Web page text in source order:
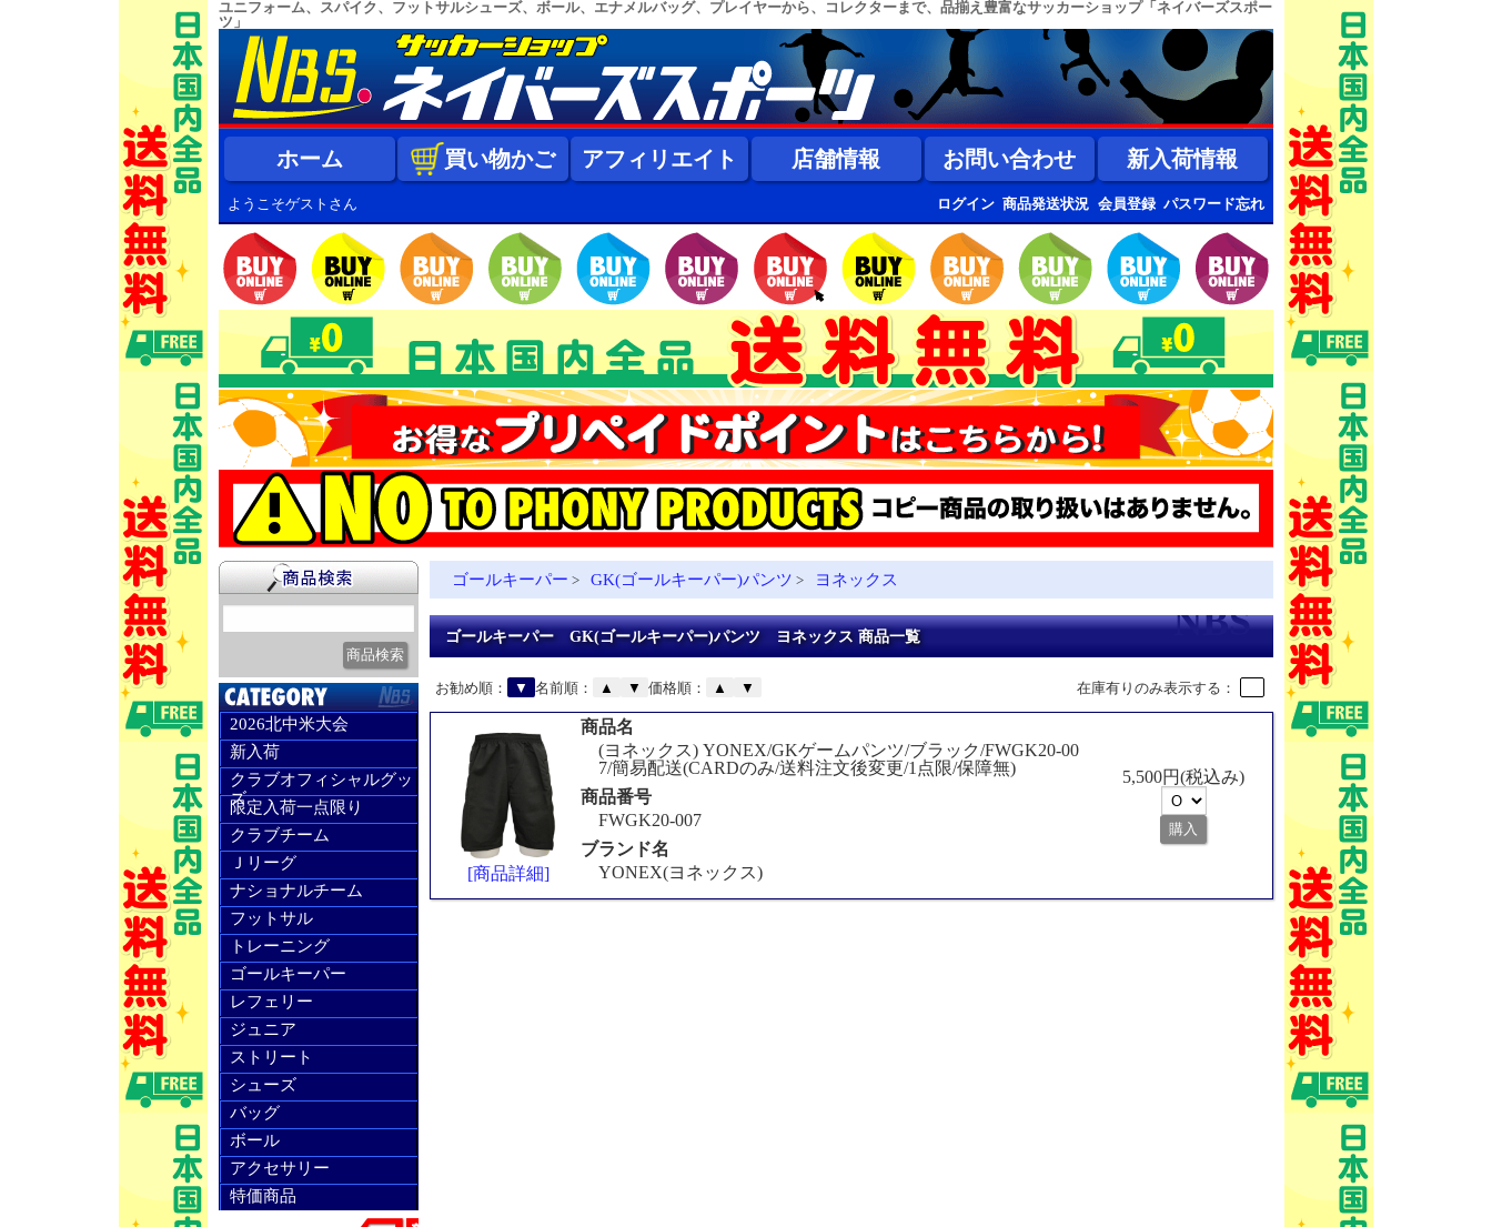
ユニフォーム、スパイク、フットサルシューズ、ボール、エナメルバッグ、プレイヤーから、コレクターまで、品揃え豊富なサッカーショップ「ネイバーズスポー
ツ」
ホーム 買い物かご アフィリエイト 店舗情報 お問い合わせ 新入荷情報
ようこそゲストさん ログイン 商品発送状況 会員登録 パスワード忘れ
2026北中米大会
新入荷
クラブオフィシャルグッ
ズ
限定入荷一点限り
クラブチーム
Ｊリーグ
ナショナルチーム
フットサル
トレーニング
ゴールキーパー
レフェリー
ジュニア
ストリート
シューズ
バッグ
ボール
アクセサリー
特価商品
ゴールキーパー > GK(ゴールキーパー)パンツ > ヨネックス
ゴールキーパー GK(ゴールキーパー)パンツ ヨネックス 商品一覧
お勧め順： ▼ 名前順： ▲ ▼ 価格順： ▲ ▼ 在庫有りのみ表示する：
[商品詳細]
商品名
(ヨネックス) YONEX/GKゲームパンツ/ブラック/FWGK20-00
7/簡易配送(CARDのみ/送料注文後変更/1点限/保障無)
商品番号
FWGK20-007
ブランド名
YONEX(ヨネックス)
5,500円(税込み)